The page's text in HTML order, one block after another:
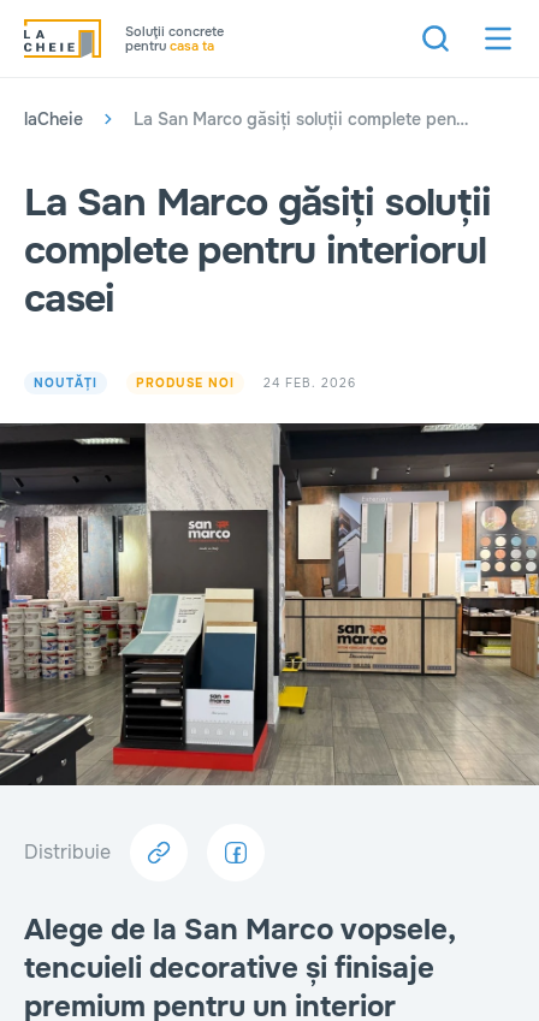
Soluţii concrete
pentru casa ta
laCheie La San Marco găsiți soluții complete pentru interiorul casei
La San Marco găsiți soluții
complete pentru interiorul
casei
NOUTĂȚI PRODUSE NOI 24 FEB. 2026
Distribuie
Alege de la San Marco vopsele,
tencuieli decorative și finisaje
premium pentru un interior